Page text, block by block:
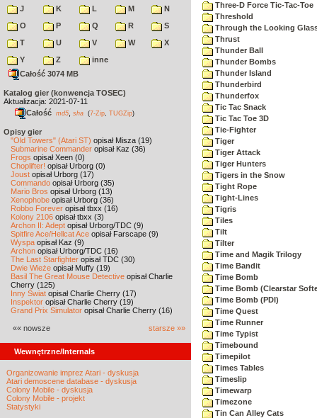
J
K L M
N
O
P Q R
S
T
U V W
X
Y
Z
inne
Całość 3074 MB
Katalog gier (konwencja TOSEC)
Aktualizacja: 2021-07-11
Całość md5 sha (7-Zip TUGZip)
Opisy gier
"Old Towers" (Atari ST) opisał Misza (19)
Submarine Commander opisał Kaz (36)
Frogs opisał Xeen (0)
Choplifter! opisał Urborg (0)
Joust opisał Urborg (17)
Commando opisał Urborg (35)
Mario Bros opisał Urborg (13)
Xenophobe opisał Urborg (36)
Robbo Forever opisał tbxx (16)
Kolony 2106 opisał tbxx (3)
Archon II: Adept opisał Urborg/TDC (9)
Spitfire Ace/Hellcat Ace opisał Farscape (9)
Wyspa opisał Kaz (9)
Archon opisał Urborg/TDC (16)
The Last Starfighter opisał TDC (30)
Dwie Wieże opisał Muffy (19)
Basil The Great Mouse Detective opisał Charlie
Cherry (125)
Inny Świat opisał Charlie Cherry (17)
Inspektor opisał Charlie Cherry (19)
Grand Prix Simulator opisał Charlie Cherry (16)
«« nowsze starsze »»
Wewnętrzne/Internals
Organizowanie imprez Atari - dyskusja
Atari demoscene database - dyskusja
Colony Mobile - dyskusja
Colony Mobile - projekt
Statystyki
Three-D Force Tic-Tac-Toe
Threshold
Through the Looking
Thrust
Thunder Ball
Thunder Bombs
Thunder Island
Thunderbird
Thunderfox
Tic Tac Snack
Tic Tac Toe 3D
Tie-Fighter
Tiger
Tiger Attack
Tiger Hunters
Tigers in the Snow
Tight Rope
Tight-Lines
Tigris
Tiles
Tilt
Tilter
Time and Magik Trilogy
Time Bandit
Time Bomb
Time Bomb (Clearstar
Time Bomb (PDI)
Time Quest
Time Runner
Time Typist
Timebound
Timepilot
Times Tables
Timeslip
Timewarp
Timezone
Tin Can Alley Cats